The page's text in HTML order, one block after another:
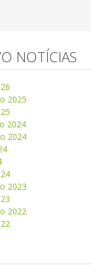
NOTÍCIAS
2025
2024
2024
2023
2022